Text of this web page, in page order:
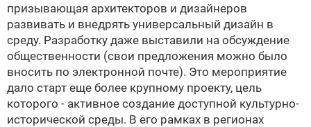
призывающая архитекторов и дизайнеров
развивать и внедрять универсальный дизайн в
среду. Разработку даже выставили на обсуждение
общественности (свои предложения можно было
вносить по электронной почте). Это мероприятие
дало старт еще более крупному проекту, цель
которого - активное создание доступной культурно-
исторической среды. В его рамках в регионах